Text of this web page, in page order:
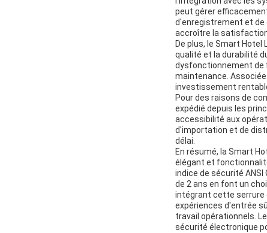
peut gérer
d'enregistrement et de
accroître la
De plus, le Smart
qualité et la durabilité
dysfonctionnement de
maintenance.
investissement
Pour des raisons de
expédié depuis les
accessibilité aux
d'importation et de
délai.
En résumé, la Smart
élégant et
indice de sécurité
de 2 ans en font un
intégrant cette serrure
expériences d'entrée
travail opérationnels.
sécurité électronique